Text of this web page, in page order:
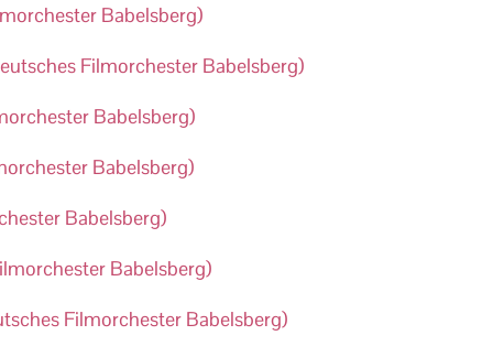
Babelsberg)
Filmorchester Babelsberg)
Babelsberg)
Babelsberg)
Babelsberg)
Babelsberg)
Filmorchester Babelsberg)